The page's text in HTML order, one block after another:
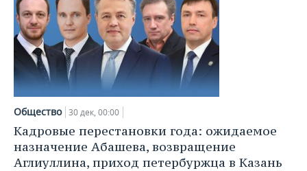
Общество 30 дек, 00:00
Кадровые перестановки года: ожидаемое
назначение Абашева, возвращение
Аглиуллина, приход петербуржца в Казань